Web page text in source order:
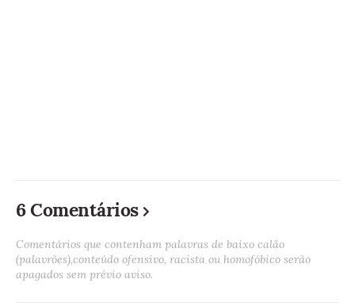
6 Comentários
Comentários que contenham palavras de baixo calão
(palavrões),conteúdo ofensivo, racista ou homofóbico serão
apagados sem prévio aviso.